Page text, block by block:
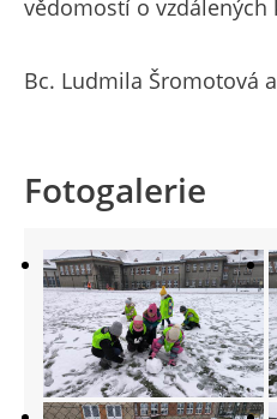
vědomostí o vzdálených
Bc. Ludmila Šromotová
Fotogalerie